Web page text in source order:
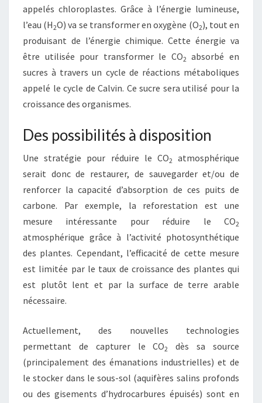
appelés chloroplastes. Grâce à l’énergie lumineuse,
l’eau (H2O) va se transformer en oxygène (O2), tout en
produisant de l’énergie chimique. Cette énergie va
être utilisée pour transformer le CO2 absorbé en
sucres à travers un cycle de réactions métaboliques
appelé le cycle de Calvin. Ce sucre sera utilisé pour la
croissance des organismes.
Des possibilités à disposition
Une stratégie pour réduire le CO2
atmosphérique
serait donc de restaurer, de sauvegarder et/ou de
renforcer la capacité d’absorption de ces puits de
carbone. Par exemple, la reforestation est une
mesure intéressante pour réduire le CO2
atmosphérique grâce à l’activité photosynthétique
des plantes. Cependant, l’efficacité de cette mesure
est limitée par le taux de croissance des plantes qui
est plutôt lent et par la surface de terre arable
nécessaire.
Actuellement, des nouvelles technologies
permettant de capturer le CO2
dès sa source
(principalement des émanations industrielles) et de
le stocker dans le sous-sol (aquifères salins profonds
ou des gisements d’hydrocarbures épuisés) sont en